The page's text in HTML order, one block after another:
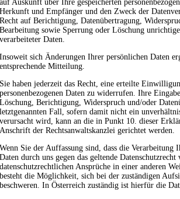
auf Auskunft über Ihre gespeicherten
Herkunft und Empfänger und den Zweck der
Recht auf Berichtigung, Datenübertragung,
Bearbeitung sowie Sperrung oder Löschung
verarbeiteter Daten.
Insoweit sich Änderungen Ihrer persönlichen Daten
entsprechende Mitteilung.
Sie haben jederzeit das Recht, eine erteilte
personenbezogenen Daten zu widerrufen. Ihre
Löschung, Berichtigung, Widerspruch und/oder
letztgenannten Fall, sofern damit nicht ein
verursacht wird, kann an die in Punkt 10. dieser
Anschrift der Rechtsanwaltskanzlei gerichtet werden.
Wenn Sie der Auffassung sind, dass die Verarbeitung
Daten durch uns gegen das geltende
datenschutzrechtlichen Ansprüche in einer anderen
besteht die Möglichkeit, sich bei der zuständigen
beschweren. In Österreich zuständig ist hierfür die